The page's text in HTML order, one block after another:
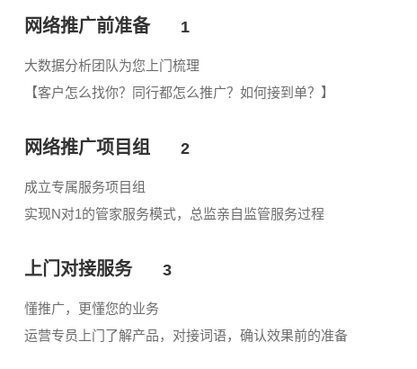
网络推广前准备 1
大数据分析团队为您上门梳理
【客户怎么找你？同行都怎么推广？如何接到单？】
网络推广项目组 2
成立专属服务项目组
实现N对1的管家服务模式，总监亲自监管服务过程
上门对接服务 3
懂推广，更懂您的业务
运营专员上门了解产品，对接词语，确认效果前的准备